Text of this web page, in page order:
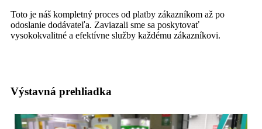
Toto je náš kompletný proces od platby zákazníkom až po
odoslanie dodávateľa. Zaviazali sme sa poskytovať
vysokokvalitné a efektívne služby každému zákazníkovi.
Výstavná prehliadka